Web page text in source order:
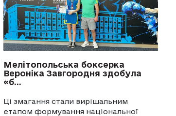
Мелітопольська боксерка
Вероніка Завгородня здобула
«б...
Ці змагання стали вирішальним
етапом формування національної